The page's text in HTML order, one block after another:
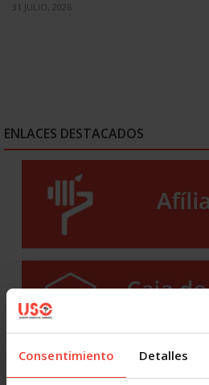
Consentimiento Detalles
31 JULIO, 2026
ENLACES DESTACADOS